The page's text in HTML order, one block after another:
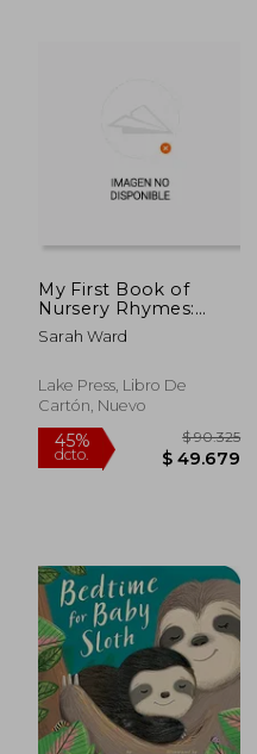
dcto. $ 38.824
My First Book of
Nursery Rhymes:
Handle Board Book
(en Inglés)
Sarah Ward
Lake Press, Libro De
Cartón, Nuevo